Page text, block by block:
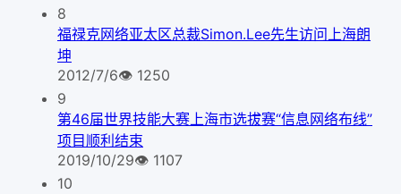
8
福禄克网络亚太区总裁Simon.Lee先生访问上海朗
坤
2012/7/6👁 1250
9
第46届世界技能大赛上海市选拔赛“信息网络布线”
项目顺利结束
2019/10/29👁 1107
10